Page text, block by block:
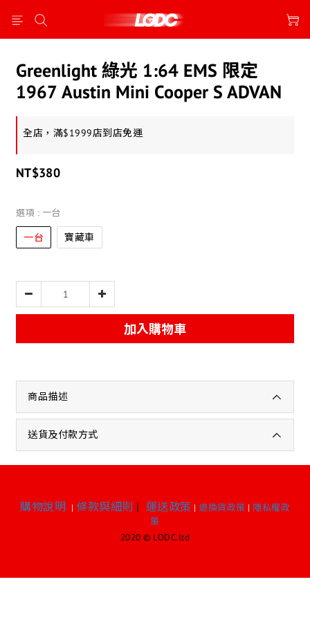
Greenlight 綠光 1:64 EMS 限定
1967 Austin Mini Cooper S ADVAN
全店，滿$1999店到店免運
NT$380
選項 : 一台
一台 寶藏車
加入購物車
商品描述
送貨及付款方式
購物說明 | 條款與細則 | 運送政策 | 退換貨政策 | 隱私權政
策
2020 © LODC.ltd